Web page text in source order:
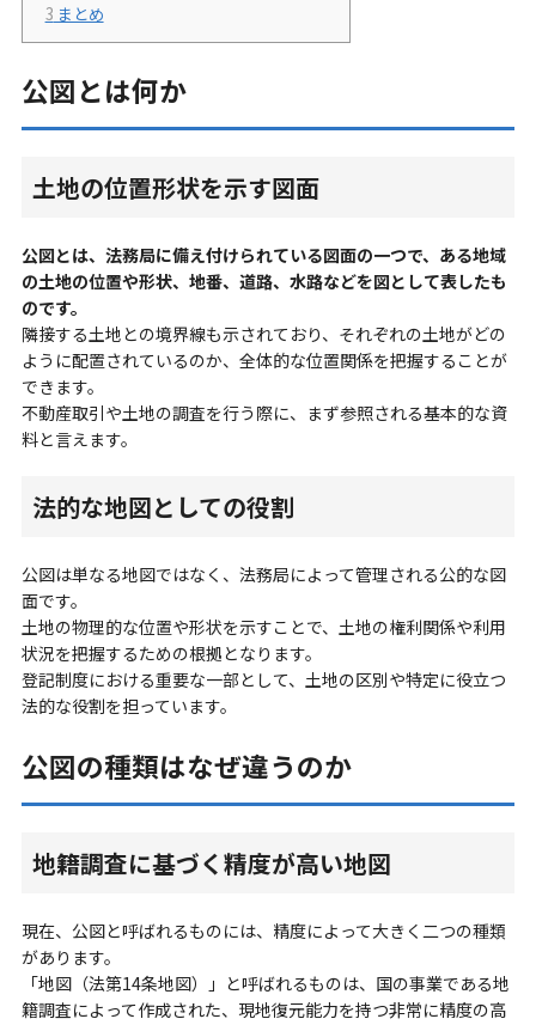
3 まとめ
公図とは何か
土地の位置形状を示す図面
公図とは、法務局に備え付けられている図面の一つで、ある地域
の土地の位置や形状、地番、道路、水路などを図として表したも
のです。
隣接する土地との境界線も示されており、それぞれの土地がどの
ように配置されているのか、全体的な位置関係を把握することが
できます。
不動産取引や土地の調査を行う際に、まず参照される基本的な資
料と言えます。
法的な地図としての役割
公図は単なる地図ではなく、法務局によって管理される公的な図
面です。
土地の物理的な位置や形状を示すことで、土地の権利関係や利用
状況を把握するための根拠となります。
登記制度における重要な一部として、土地の区別や特定に役立つ
法的な役割を担っています。
公図の種類はなぜ違うのか
地籍調査に基づく精度が高い地図
現在、公図と呼ばれるものには、精度によって大きく二つの種類
があります。
「地図（法第14条地図）」と呼ばれるものは、国の事業である地
籍調査によって作成された、現地復元能力を持つ非常に精度の高